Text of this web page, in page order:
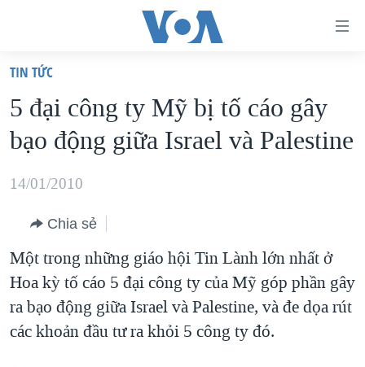
truy
cập
Tới
dung
chính
điều
hướng
chính
Đi
VIỆT NAM
HOA KỲ
BIỂN ĐÔNG
BLOG
DIỄN ĐÀN
MỤC
TỰ DO BÁO CHÍ
CHUYÊN ĐỀ
TIN TỨC
5 đại công ty Mỹ bị tố cáo gây
bạo động giữa Israel và Palestine
14/01/2010
Chia sẻ
Một trong những giáo hội Tin Lành lớn nhất ở
Hoa kỳ tố cáo 5 đại công ty của Mỹ góp phần gây
ra bạo động giữa Israel và Palestine, và đe dọa rút
các khoản đầu tư ra khỏi 5 công ty đó.